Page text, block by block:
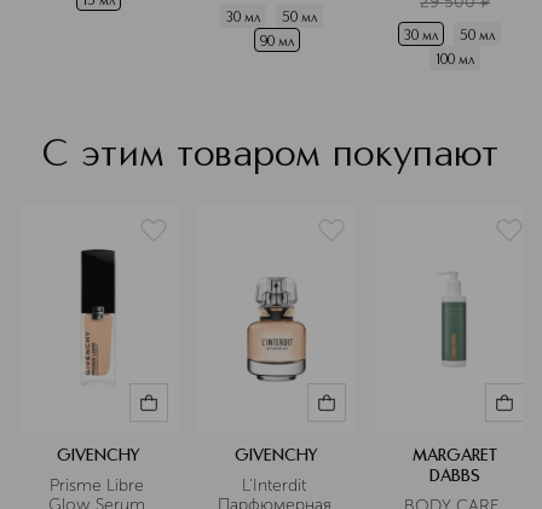
30 мл
50 мл
90 мл
30 мл
50 мл
100 мл
С этим товаром покупают
GIVENCHY
Prisme Libre
Glow Serum
GIVENCHY
L'Interdit
Парфюмерная
MARGARET
DABBS